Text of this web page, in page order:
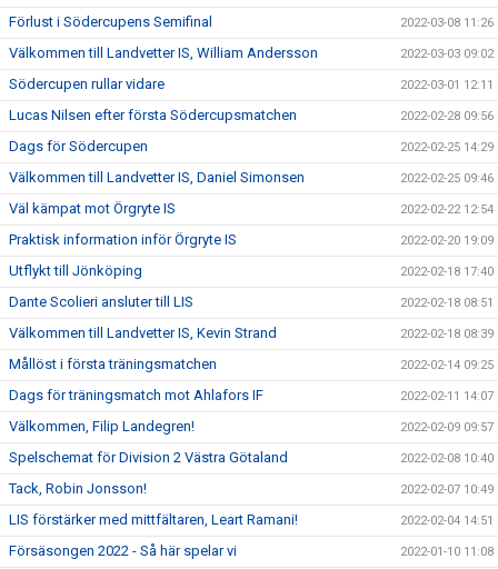
Förlust i Södercupens Semifinal 2022-03-08 11:26
Välkommen till Landvetter IS, William Andersson 2022-03-03 09:02
Södercupen rullar vidare 2022-03-01 12:11
Lucas Nilsen efter första Södercupsmatchen 2022-02-28 09:56
Dags för Södercupen 2022-02-25 14:29
Välkommen till Landvetter IS, Daniel Simonsen 2022-02-25 09:46
Väl kämpat mot Örgryte IS 2022-02-22 12:54
Praktisk information inför Örgryte IS 2022-02-20 19:09
Utflykt till Jönköping 2022-02-18 17:40
Dante Scolieri ansluter till LIS 2022-02-18 08:51
Välkommen till Landvetter IS, Kevin Strand 2022-02-18 08:39
Mållöst i första träningsmatchen 2022-02-14 09:25
Dags för träningsmatch mot Ahlafors IF 2022-02-11 14:07
Välkommen, Filip Landegren! 2022-02-09 09:57
Spelschemat för Division 2 Västra Götaland 2022-02-08 10:40
Tack, Robin Jonsson! 2022-02-07 10:49
LIS förstärker med mittfältaren, Leart Ramani! 2022-02-04 14:51
Försäsongen 2022 - Så här spelar vi 2022-01-10 11:08